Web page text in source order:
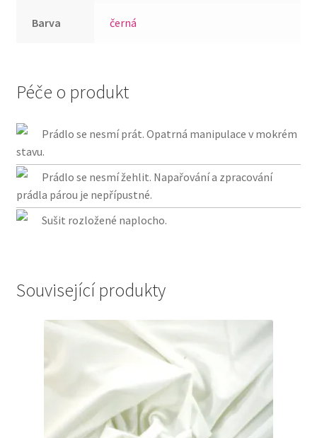
Barva černá
Péče o produkt
Prádlo se nesmí prát. Opatrná manipulace v mokrém
stavu.
Prádlo se nesmí žehlit. Napařování a zpracování
prádla párou je nepřípustné.
Sušit rozložené naplocho.
Související produkty